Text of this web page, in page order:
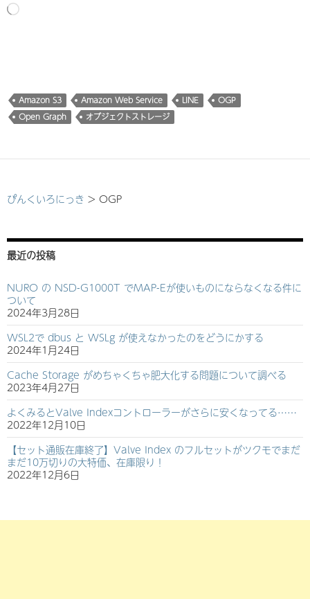
読
Amazon S3 Amazon Web Service LINE
OGP
Open Graph
オブジェクトストレージ
ぴんくいろにっき > OGP
最近の投稿
NURO の NSD-G1000T でMAP-Eが使いものにならなくなる件に
ついて
2024年3月28日
WSL2で dbus と WSLg が使えなかったのをどうにかする
2024年1月24日
Cache Storage がめちゃくちゃ肥大化する問題について調べる
2023年4月27日
よくみるとValve Indexコントローラーがさらに安くなってる……
2022年12月10日
【セット通販在庫終了】Valve Index のフルセットがツクモでまだ
まだ10万切りの大特価、在庫限り！
2022年12月6日